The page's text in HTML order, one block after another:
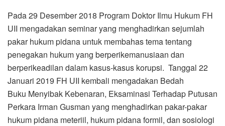
Pada 29 Desember 2018 Program Doktor Ilmu Hukum FH
UII mengadakan seminar yang menghadirkan sejumlah
pakar hukum pidana untuk membahas tema tentang
penegakan hukum yang berperikemanusiaan dan
berperikeadilan dalam kasus-kasus korupsi. Tanggal 22
Januari 2019 FH UII kembali mengadakan Bedah
Buku Menyibak Kebenaran, Eksaminasi Terhadap Putusan
Perkara Irman Gusman yang menghadirkan pakar-pakar
hukum pidana meteriil, hukum pidana formil, dan sosiologi